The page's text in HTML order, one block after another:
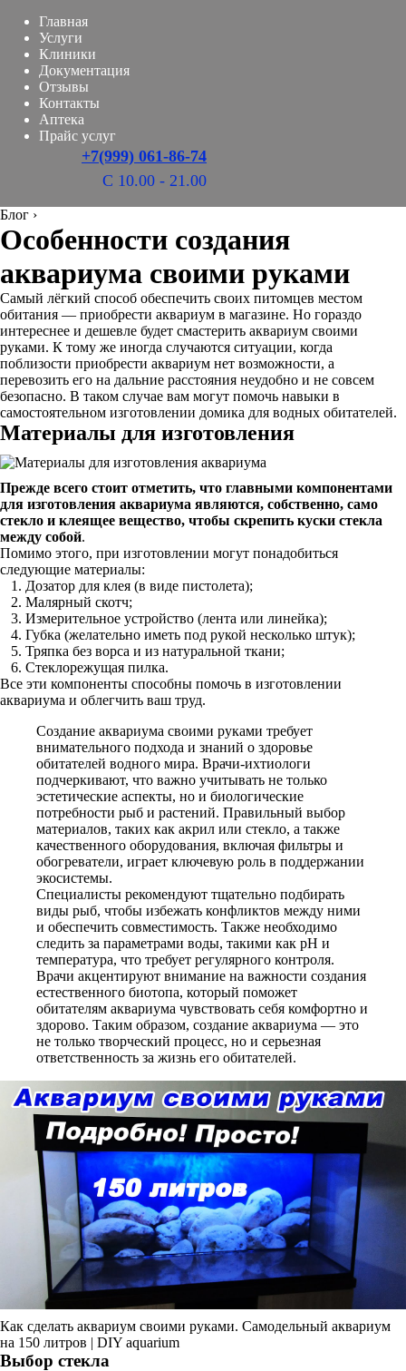
Главная
Услуги
Клиники
Документация
Отзывы
Контакты
Аптека
Прайс услуг
+7(999) 061-86-74
С 10.00 - 21.00
Блог ›
Особенности создания
аквариума своими руками
Самый лёгкий способ обеспечить своих питомцев местом
обитания — приобрести аквариум в магазине. Но гораздо
интереснее и дешевле будет смастерить аквариум своими
руками. К тому же иногда случаются ситуации, когда
поблизости приобрести аквариум нет возможности, а
перевозить его на дальние расстояния неудобно и не совсем
безопасно. В таком случае вам могут помочь навыки в
самостоятельном изготовлении домика для водных обитателей.
Материалы для изготовления
Прежде всего стоит отметить, что главными компонентами
для изготовления аквариума являются, собственно, само
стекло и клеящее вещество, чтобы скрепить куски стекла
между собой.
Помимо этого, при изготовлении могут понадобиться
следующие материалы:
Дозатор для клея (в виде пистолета);
Малярный скотч;
Измерительное устройство (лента или линейка);
Губка (желательно иметь под рукой несколько штук);
Тряпка без ворса и из натуральной ткани;
Стеклорежущая пилка.
Все эти компоненты способны помочь в изготовлении
аквариума и облегчить ваш труд.
Создание аквариума своими руками требует
внимательного подхода и знаний о здоровье
обитателей водного мира. Врачи-ихтиологи
подчеркивают, что важно учитывать не только
эстетические аспекты, но и биологические
потребности рыб и растений. Правильный выбор
материалов, таких как акрил или стекло, а также
качественного оборудования, включая фильтры и
обогреватели, играет ключевую роль в поддержании
экосистемы.
Специалисты рекомендуют тщательно подбирать
виды рыб, чтобы избежать конфликтов между ними
и обеспечить совместимость. Также необходимо
следить за параметрами воды, такими как pH и
температура, что требует регулярного контроля.
Врачи акцентируют внимание на важности создания
естественного биотопа, который поможет
обитателям аквариума чувствовать себя комфортно и
здорово. Таким образом, создание аквариума — это
не только творческий процесс, но и серьезная
ответственность за жизнь его обитателей.
Как сделать аквариум своими руками. Самодельный аквариум
на 150 литров | DIY aquarium
Выбор стекла